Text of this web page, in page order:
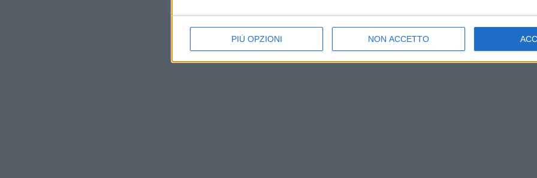
PIÙ OPZIONI NON ACCETTO